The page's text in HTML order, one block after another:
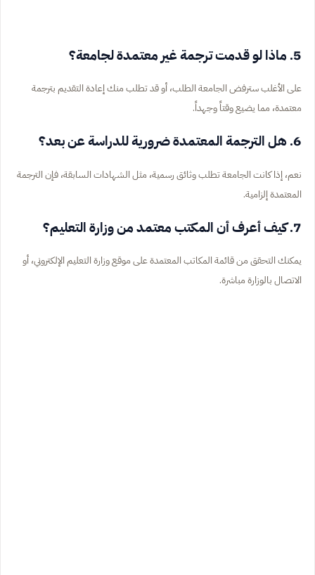
5. ماذا لو قدمت ترجمة غير معتمدة لجامعة؟
على الأغلب سترفض الجامعة الطلب، أو قد تطلب منك إعادة التقديم بترجمة
معتمدة، مما يضيع وقتاً وجهداً.
6. هل الترجمة المعتمدة ضرورية للدراسة عن بعد؟
نعم، إذا كانت الجامعة تطلب وثائق رسمية، مثل الشهادات السابقة، فإن الترجمة
المعتمدة إلزامية.
7. كيف أعرف أن المكتب معتمد من وزارة التعليم؟
يمكنك التحقق من قائمة المكاتب المعتمدة على موقع وزارة التعليم الإلكتروني، أو
الاتصال بالوزارة مباشرة.